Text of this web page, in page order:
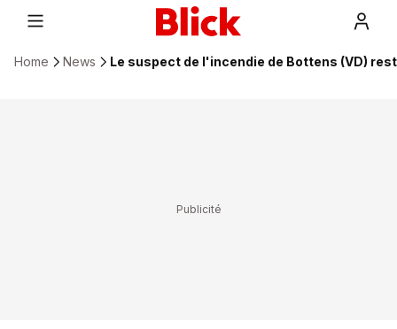
Home News Le suspect de l'incendie de Bottens (VD)